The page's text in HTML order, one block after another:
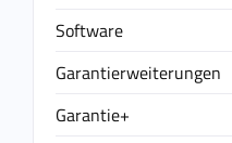
Software
Garantierweiterungen
Garantie+